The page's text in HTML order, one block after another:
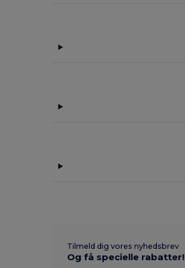
Tilmeld dig vores nyhedsbrev
Og få specielle rabatter!